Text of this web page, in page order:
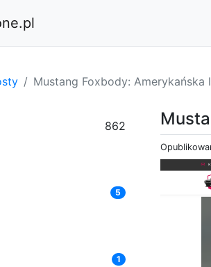
Mustang Foxbody:
862
5
1